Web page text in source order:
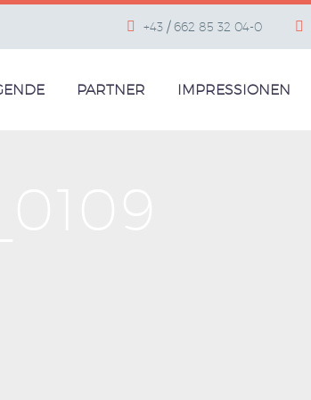
+43 / 662 85 32 04-0
PARTNER IMPRESSIONEN